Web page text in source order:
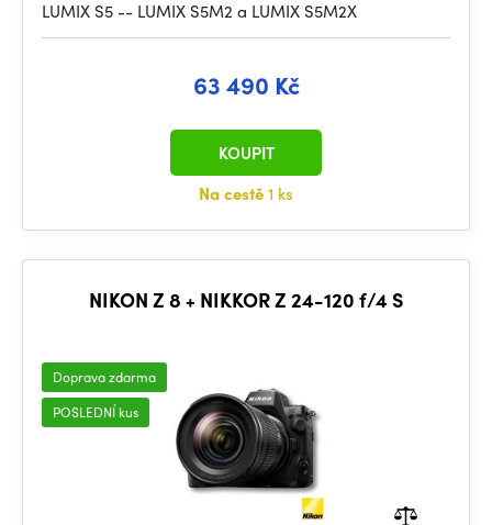
LUMIX S5 -- LUMIX S5M2 a LUMIX S5M2X
63 490 Kč
Na cestě1 ks
KOUPIT
NIKON Z 8 + NIKKOR Z 24-120 f/4 S
Doprava zdarma
POSLEDNÍ kus